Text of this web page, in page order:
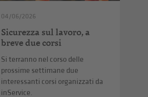
04/06/2026
Sicurezza sul lavoro, a
breve due corsi
Si terranno nel corso delle
prossime settimane due
interessanti corsi organizzati da
inService.